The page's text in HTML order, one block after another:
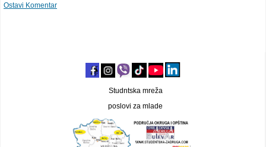
Studntska mreža
poslovi za mlade
Ostavi Komentar